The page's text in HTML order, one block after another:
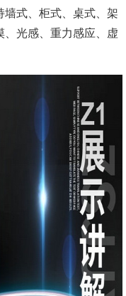
式、柜式、桌式、架
光感、重力感应、虚